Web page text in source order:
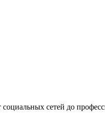
сетей до